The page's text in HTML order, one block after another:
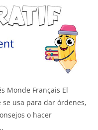
Monde Français El
usa para dar órdenes,
o hacer